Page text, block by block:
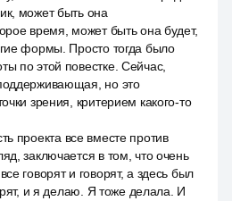
может быть она
время, может быть она будет,
формы. Просто тогда было
по этой повестке. Сейчас,
но это
зрения, критерием какого-то
проекта все вместе против
заключается в том, что очень
говорят и говорят, а здесь был
и я делаю. Я тоже делала. И